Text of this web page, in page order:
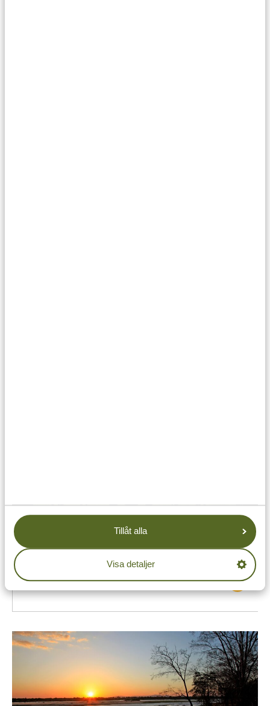
Tillåt alla
Visa detaljer
02-07-24
De 10 bästa lodgerna i Arusha